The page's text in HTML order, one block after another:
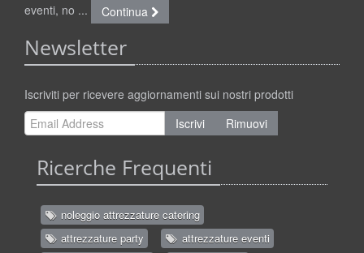
eventi, no ...
Continua
Newsletter
Iscriviti per ricevere aggiornamenti sui nostri prodotti
Iscrivi
Rimuovi
Ricerche Frequenti
noleggio attrezzature catering
attrezzature party
attrezzature eventi